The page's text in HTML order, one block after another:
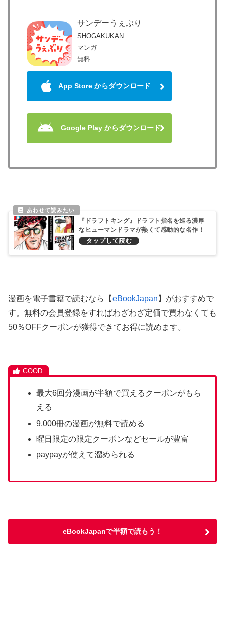
サンデーうぇぶり
SHOGAKUKAN
マンガ
無料
App Store からダウンロード
Google Play からダウンロード
『ドラフトキング』ドラフト指名を巡る濃厚
なヒューマンドラマが熱くて感動的な名作！
漫画を電子書籍で読むなら【eBookJapan 】がおすすめで
す。無料の会員登録をすればわざわざ定価で買わなくても
50％OFFクーポンが獲得できてお得に読めます。
最大6回分漫画が半額で買えるクーポンがもら
える
9,000冊の漫画が無料で読める
曜日限定の限定クーポンなどセールが豊富
paypayが使えて溜められる
eBookJapanで半額で読もう！